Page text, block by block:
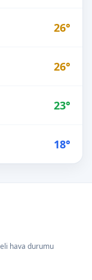
26°
26°
23°
18°
hava durumu